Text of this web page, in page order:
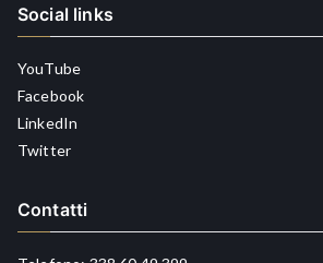
Social links
YouTube
Facebook
LinkedIn
Twitter
Contatti